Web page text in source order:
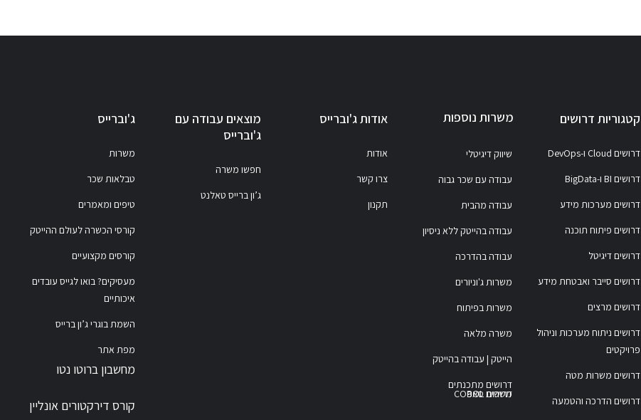
קטגוריות דרושים
דרושים Cloud ו-DevOps
דרושים BI ו-BigData
דרושים מערכות מידע
דרושים פיתוח תוכנה
דרושים דיגיטל
דרושים סייבר ואבטחת מידע
דרושים מרצים
דרושים ניתוח מערכות וניהול
פרויקטים
דרושים משרות מטה
דרושים הדרכה והטמעה
משרות נוספות
שיווק דיגיטלי
עבודה עם שכר גבוה
עבודה מהבית
עבודה בהייטק ללא ניסיון
עבודה בהדרכה
משרות ג'וניורים
משרות בפיתוח
משרה מלאה
הייטק | עבודה בהייטק
דרושים מתכנתים
דרושים סאפ
משרות COBOL
אודות ג'וברייס
אודות
צרו קשר
תקנון
מוצאים עבודה עם
ג'וברייס
חפשו משרה
ג’ון ברייס טאלנט
ג'וברייס
משרות
טבלאות שכר
טיפים ומאמרים
קורסי הכשרה לעולם ההייטק
קורסים מקצועיים
מעסיקים? בואו לגייס עובדים
איכותיים
השמת בוגרי ג’ון ברייס
מפת אתר
מחשבון ברוטו נטו
קורס דירקטורים אונליין